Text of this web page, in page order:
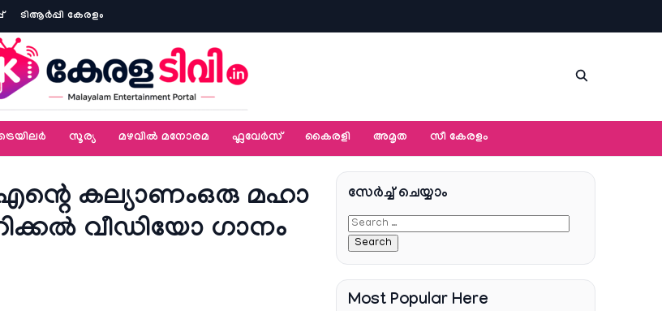
ടിആര്‍പ്പി കേരളം
സൂര്യ മഴവിൽ മനോരമ ഫ്ലവേര്‍സ് കൈരളി അമൃത സീ കേരളം
എന്റെ കല്യാണംഒരു മഹാ
വീഡിയോ ഗാനം
സേര്‍ച്ച്‌ ചെയ്യാം
Most Popular Here